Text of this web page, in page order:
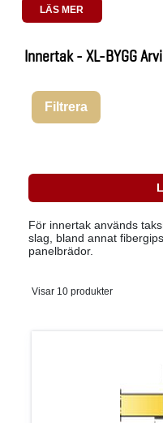
LÄS MER
Innertak - XL-BYGG
Filtrera
För innertak används
slag, bland annat
panelbrädor.
Visar 10 produkter